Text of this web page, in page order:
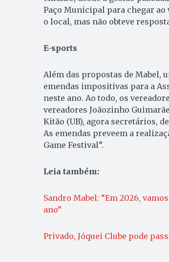
Paço Municipal para chegar ao
o local, mas não obteve
E-sports
Além das propostas de Mabel,
emendas impositivas para a
neste ano. Ao todo, os
vereadores Joãozinho
Kitão (UB), agora secretários,
As emendas preveem a
Game Festival”.
Leia também:
Sandro Mabel: “Em 2026,
ano”
Privado, Jóquei Clube pode